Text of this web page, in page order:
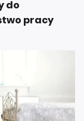
do
pracy